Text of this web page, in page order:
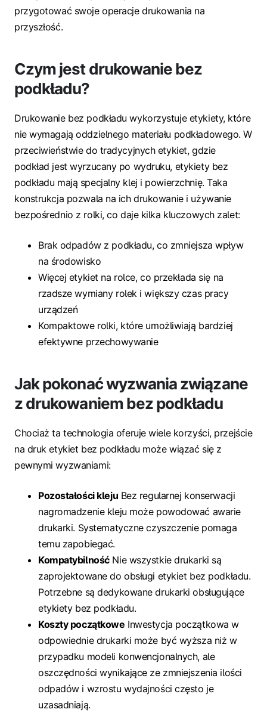
przygotować swoje operacje drukowania na
przyszłość.
Czym jest drukowanie bez
podkładu?
Drukowanie bez podkładu wykorzystuje etykiety, które
nie wymagają oddzielnego materiału podkładowego. W
przeciwieństwie do tradycyjnych etykiet, gdzie
podkład jest wyrzucany po wydruku, etykiety bez
podkładu mają specjalny klej i powierzchnię. Taka
konstrukcja pozwala na ich drukowanie i używanie
bezpośrednio z rolki, co daje kilka kluczowych zalet:
Brak odpadów z podkładu, co zmniejsza wpływ
na środowisko
Więcej etykiet na rolce, co przekłada się na
rzadsze wymiany rolek i większy czas pracy
urządzeń
Kompaktowe rolki, które umożliwiają bardziej
efektywne przechowywanie
Jak pokonać wyzwania związane
z drukowaniem bez podkładu
Chociaż ta technologia oferuje wiele korzyści, przejście
na druk etykiet bez podkładu może wiązać się z
pewnymi wyzwaniami:
Pozostałości kleju Bez regularnej konserwacji
nagromadzenie kleju może powodować awarie
drukarki. Systematyczne czyszczenie pomaga
temu zapobiegać.
KompatybilnośćNie wszystkie drukarki są
zaprojektowane do obsługi etykiet bez podkładu.
Potrzebne są dedykowane drukarki obsługujące
etykiety bez podkładu.
Koszty początkowe Inwestycja początkowa w
odpowiednie drukarki może być wyższa niż w
przypadku modeli konwencjonalnych, ale
oszczędności wynikające ze zmniejszenia ilości
odpadów i wzrostu wydajności często je
uzasadniają.